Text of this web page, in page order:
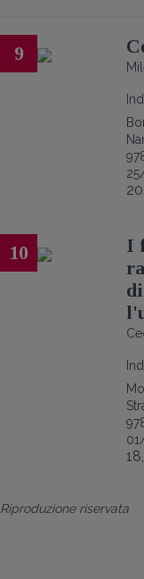
9
10
I
Riproduzione riservata